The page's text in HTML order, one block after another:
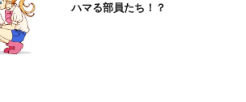
ハマる部員たち！？